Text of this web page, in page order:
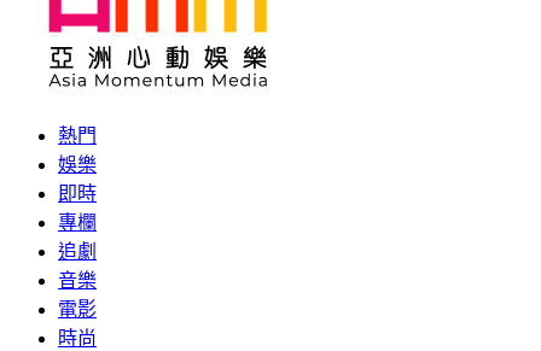
熱門
娛樂
即時
專欄
追劇
音樂
電影
時尚